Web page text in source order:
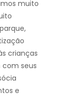
muito
crianças
com seus
e